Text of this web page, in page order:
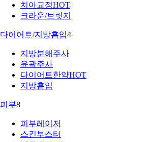
치아교정HOT
크라운/브릿지
다이어트/지방흡입4
지방분해주사
윤곽주사
다이어트한약HOT
지방흡입
피부8
피부레이저
스킨부스터